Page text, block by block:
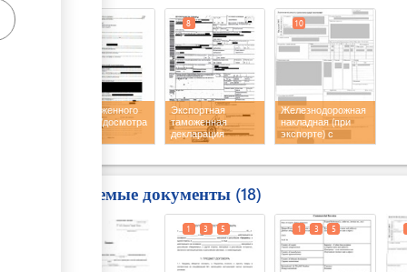
Акт таможенного
осмотра/досмотра
Экспортная
таможенная
декларация
8
Железнодорожная
накладная (при
экспорте) с
печатью
10
Требуемые документы 18
1 3 5 1 3 5